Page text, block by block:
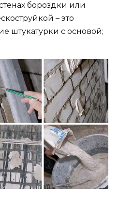
бороздки или
– это
штукатурки с основой;